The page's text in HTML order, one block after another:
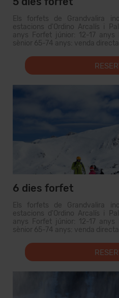
Els forfets de Grandvalira
estacions d'Ordino Arcalís i
anys Forfet júnior: 12-17
sènior 65-74 anys: venda
6 dies forfet
Els forfets de Grandvalira
estacions d'Ordino Arcalís i
anys Forfet júnior: 12-17
sènior 65-74 anys: venda